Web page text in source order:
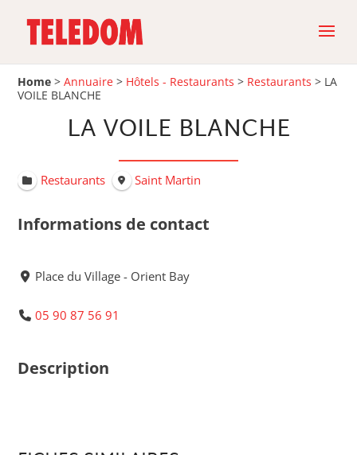
Home >Annuaire > Hôtels - Restaurants > Restaurants > LA
VOILE BLANCHE
LA VOILE BLANCHE
Restaurants Saint Martin
Informations de contact
Place du Village - Orient Bay
05 90 87 56 91
Description